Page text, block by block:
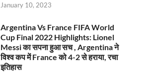
January 10, 2023
Argentina Vs France FIFA World
Cup Final 2022 Highlights: Lionel
Messi का सपना हुआ सच , Argentina ने
विश्व कप में France को 4-2 से हराया, रचा
इतिहास